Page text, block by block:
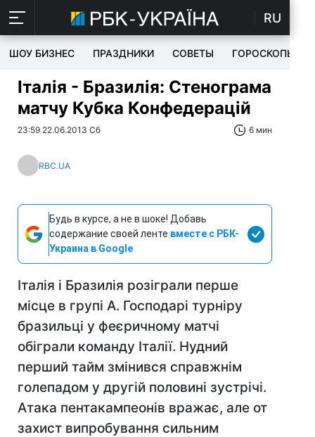
RU
ШОУ БИЗНЕС ПРАЗДНИКИ СОВЕТЫ ГОРОСКОПЫ
Італія - Бразилія: Стенограма
матчу Кубка Конфедерацій
23:59 22.06.2013 Сб 6 мин
RBC.UA
Будь в курсе, а не в шоке! Добавь
содержание своей ленте вместе с РБК-
Украина в Google
Італія і Бразилія розіграли перше
місце в групі А. Господарі турніру
бразильці у феєричному матчі
обіграли команду Італії. Нудний
перший тайм змінився справжнім
голепадом у другій половині зустрічі.
Атака пентакампеонів вражає, але от
захист випробування сильним